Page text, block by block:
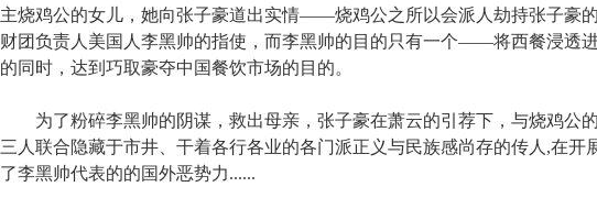
主烧鸡公的女儿，她向张子豪道出实情——烧鸡公之所以会派人劫持张子豪
财团负责人美国人李黑帅的指使，而李黑帅的目的只有一个——将西餐浸透
的同时，达到巧取豪夺中国餐饮市场的目的。
为了粉碎李黑帅的阴谋，救出母亲，张子豪在萧云的引荐下，与烧鸡公
三人联合隐藏于市井、干着各行各业的各门派正义与民族感尚存的传人,在开
了李黑帅代表的的国外恶势力......